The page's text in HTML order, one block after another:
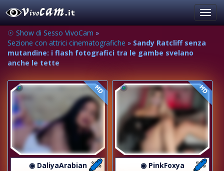
☉ Show di Sesso VivoCam »
Sezione con attrici cinematografiche » Sandy Ratcliff senza
mutandine: i flash fotografici tra le gambe svelano
anche le tette
HD
◉ DaliyaArabian
HD
◉ PinkFoxya